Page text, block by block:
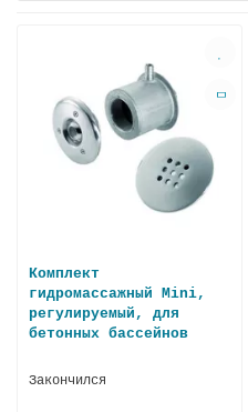
Комплект
гидромассажный Mini,
регулируемый, для
бетонных бассейнов
Закончился